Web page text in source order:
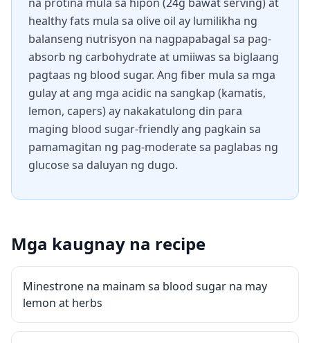
healthy fats mula sa olive oil ay lumilikha ng
balanseng nutrisyon na nagpapabagal sa pag-
absorb ng carbohydrate at umiiwas sa biglaang
pagtaas ng blood sugar. Ang fiber mula sa mga
gulay at ang mga acidic na sangkap (kamatis,
lemon, capers) ay nakakatulong din para
maging blood sugar-friendly ang pagkain sa
pamamagitan ng pag-moderate sa paglabas ng
glucose sa daluyan ng dugo.
Mga kaugnay na recipe
Minestrone na mainam sa blood sugar na may
lemon at herbs